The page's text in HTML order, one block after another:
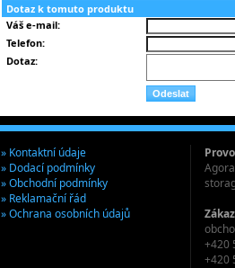
Dotaz k tomuto produktu
Váš e-mail:
Telefon:
Dotaz:
+420
+420
» Kontaktní údaje
» Dodací podmínky
» Obchodní podmínky
» Reklamační řád
» Ochrana osobních údajů